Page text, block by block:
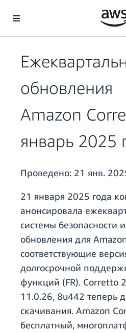
Перейти к главному контенту
обновления
Amazon
январь 2025
Проведено: 21 янв.
21 января 2025 года
анонсировала
системы безопасности
обновления для
соответствующие
долгосрочной
функций (FR). Corretto
11.0.26, 8u442 теперь
скачивания. Amazon
бесплатный,